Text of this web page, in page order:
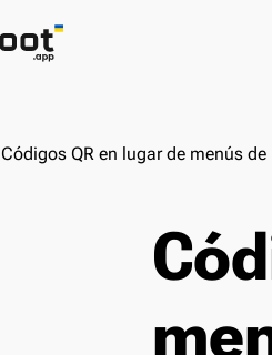
Códigos QR en lugar de menús